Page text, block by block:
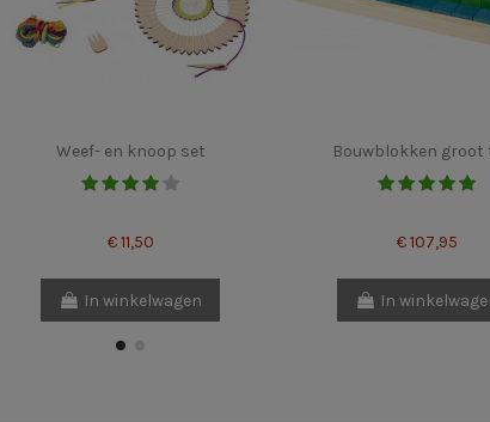
Weef- en knoop set
€ 11,50
In winkelwagen
Bouwblokken groot
€ 107,95
In